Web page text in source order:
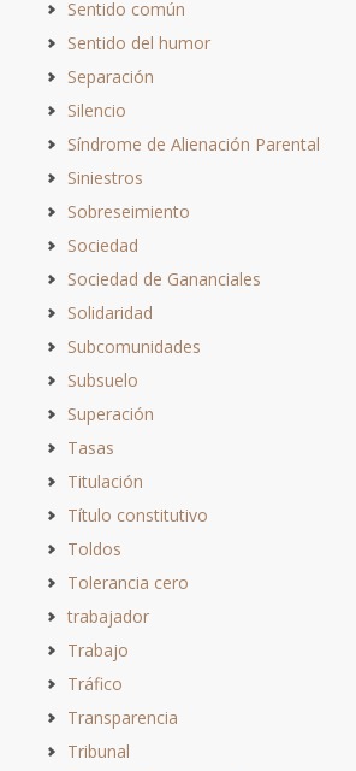
Sentido común
Sentido del humor
Separación
Silencio
Síndrome de Alienación Parental
Siniestros
Sobreseimiento
Sociedad
Sociedad de Gananciales
Solidaridad
Subcomunidades
Subsuelo
Superación
Tasas
Titulación
Título constitutivo
Toldos
Tolerancia cero
trabajador
Trabajo
Tráfico
Transparencia
Tribunal